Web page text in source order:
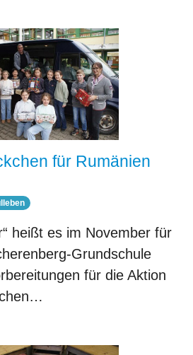
für Rumänien
heißt es im November für
Grundschule
für die Aktion